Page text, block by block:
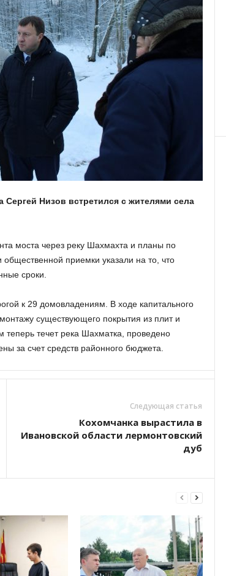
Сергей Низов встретился с жителями села
моста через реку Шахмахта и планы по
приемки указали на то, что
сроки.
к 29 домовладениям. В ходе капитального
существующего покрытия из плит и
течет река Шахматка, проведено
за счет средств районного бюджета.
Следующая статья
Кохомчанка вырастила в
Ивановской области лермонтовский
дуб